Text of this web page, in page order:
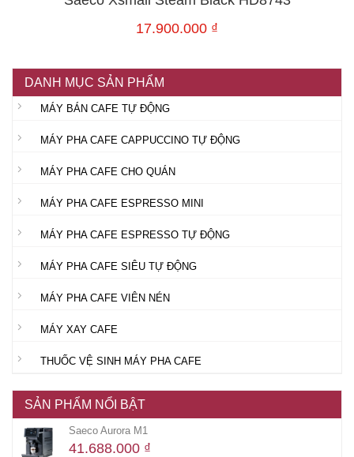
17.900.000 ₫
DANH MỤC SẢN PHẨM
MÁY BÁN CAFE TỰ ĐỘNG
MÁY PHA CAFE CAPPUCCINO TỰ ĐỘNG
MÁY PHA CAFE CHO QUÁN
MÁY PHA CAFE ESPRESSO MINI
MÁY PHA CAFE ESPRESSO TỰ ĐỘNG
MÁY PHA CAFE SIÊU TỰ ĐỘNG
MÁY PHA CAFE VIÊN NÉN
MÁY XAY CAFE
THUỐC VỆ SINH MÁY PHA CAFE
SẢN PHẨM NỔI BẬT
Saeco Aurora M1
41.688.000 ₫